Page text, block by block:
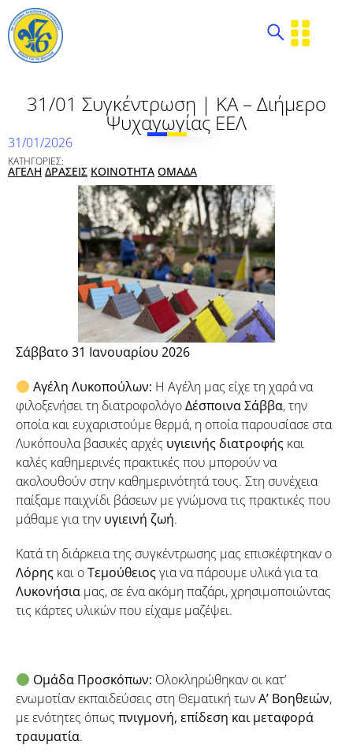
31/01 Συγκέντρωση | ΚΑ – Διήμερο
Ψυχαγωγίας ΕΕΛ
31/01/2026
ΚΑΤΗΓΟΡΙΕΣ:
ΑΓΕΛΗ ΔΡΑΣΕΙΣ ΚΟΙΝΟΤΗΤΑ ΟΜΑΔΑ
Σάββατο 31 Ιανουαρίου 2026
Αγέλη Λυκοπούλων: Η Αγέλη μας είχε τη χαρά να
φιλοξενήσει τη διατροφολόγοΔέσποινα Σάββα, την
οποία και ευχαριστούμε θερμά, η οποία παρουσίασε στα
Λυκόπουλα βασικές αρχές υγιεινής διατροφής και
καλές καθημερινές πρακτικές που μπορούν να
ακολουθούν στην καθημερινότητά τους. Στη συνέχεια
παίξαμε παιχνίδι βάσεων με γνώμονα τις πρακτικές που
μάθαμε για την υγιεινή ζωή.
Κατά τη διάρκεια της συγκέντρωσης μας επισκέφτηκαν ο
Λόρης και οΤεμούθειοςγια να πάρουμε υλικά για τα
Λυκονήσια μας, σε ένα ακόμη παζάρι, χρησιμοποιώντας
τις κάρτες υλικών που είχαμε μαζέψει.
Ομάδα Προσκόπων: Ολοκληρώθηκαν οι κατ’
ενωμοτίαν εκπαιδεύσεις στη Θεματική τωνΑ’ Βοηθειών,
με ενότητες όπως πνιγμονή, επίδεση και μεταφορά
τραυματία.